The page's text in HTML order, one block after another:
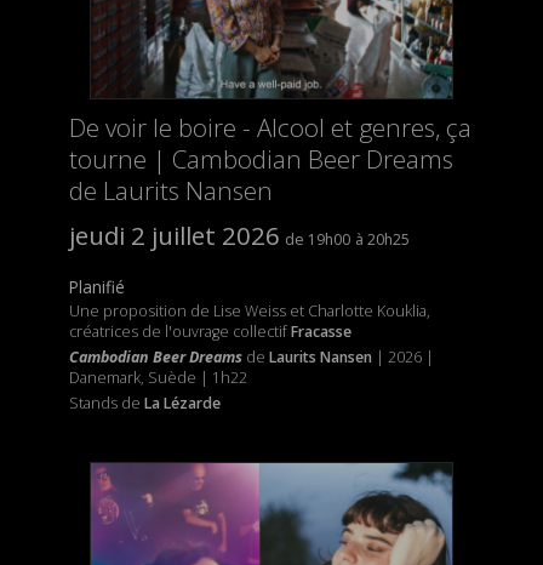
De voir le boire - Alcool et genres, ça
tourne | Cambodian Beer Dreams
de Laurits Nansen
jeudi 2 juillet 2026
19h00 20h25
Planifié
Une proposition de Lise Weiss et Charlotte Kouklia,
créatrices de l'ouvrage collectifFracasse
Cambodian Beer Dreams de Laurits Nansen | 2026 |
Danemark, Suède | 1h22
Stands de La Lézarde